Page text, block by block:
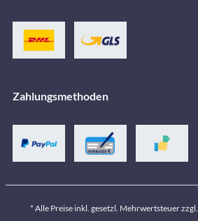
Zahlungsmethoden
* Alle Preise inkl. gesetzl. Mehrwertsteuer zzgl.